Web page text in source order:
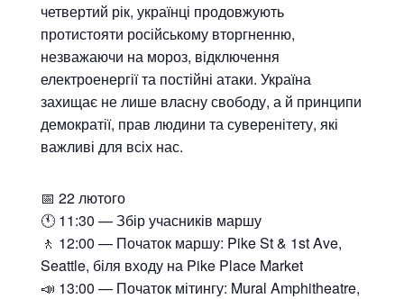
четвертий рік, українці продовжують
протистояти російському вторгненню,
незважаючи на мороз, відключення
електроенергії та постійні атаки. Україна
захищає не лише власну свободу, а й принципи
демократії, прав людини та суверенітету, які
важливі для всіх нас.
📅 22 лютого
🕚 11:30 — Збір учасників маршу
🚶 12:00 — Початок маршу: Pike St & 1st Ave,
Seattle, біля входу на Pike Place Market
📣 13:00 — Початок мітингу: Mural Amphitheatre,